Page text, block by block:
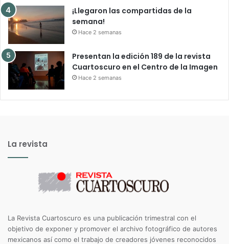
¡Llegaron las compartidas de la
semana!
Hace 2 semanas
Presentan la edición 189 de la revista
Cuartoscuro en el Centro de la Imagen
Hace 2 semanas
La revista
La Revista Cuartoscuro es una publicación trimestral con el
objetivo de exponer y promover el archivo fotográfico de autores
mexicanos así como el trabajo de creadores jóvenes reconocidos